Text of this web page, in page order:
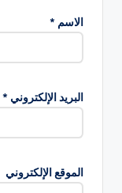
الاسم *
البريد الإلكتروني *
الموقع الإلكتروني